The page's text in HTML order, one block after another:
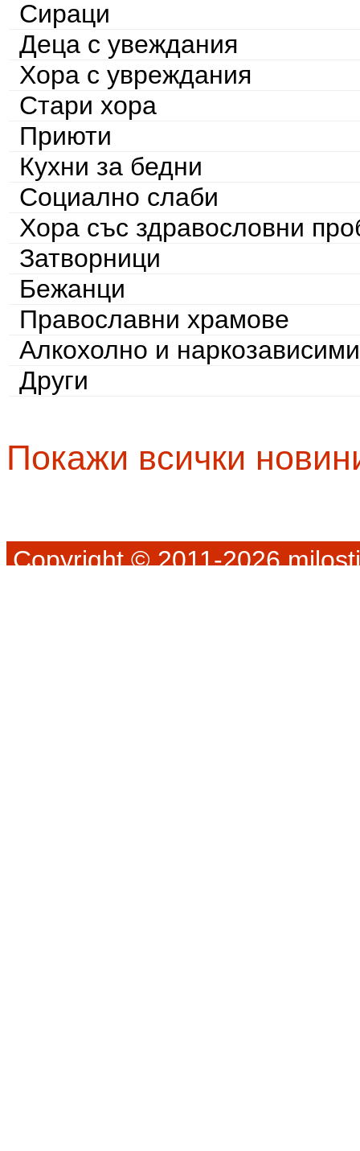
Сираци
Деца с увеждания
Хора с увреждания
Стари хора
Приюти
Кухни за бедни
Социално слаби
Хора със здравословни
Затворници
Бежанци
Православни храмове
Алкохолно и наркозависими
Други
Покажи всички
Copyright © 2011-2026